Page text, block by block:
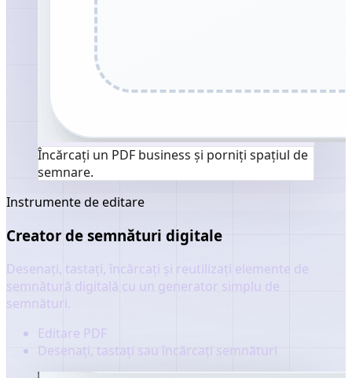
Încărcați un PDF business și porniți spațiul de
semnare.
Instrumente de editare
Creator de semnături digitale
Desenați, tastați, încărcați și reutilizați elemente de
semnătură digitală cu un generator simplu de
semnături.
Editare PDF
Desenați, tastați sau încărcați semnături